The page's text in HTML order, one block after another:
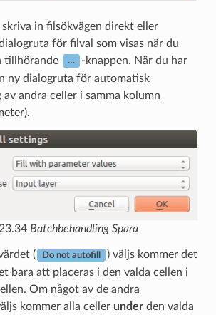
skriva in filsökvägen direkt eller
för filval som visas när du
tillhörande
…
-knappen. När du har
ny dialogruta för automatisk
andra celler i samma kolumn
Batchbehandling Spara
( Do not autofill
) väljs kommer det
bara att placeras i den valda cellen i
Om något av de andra
kommer alla celler underden valda